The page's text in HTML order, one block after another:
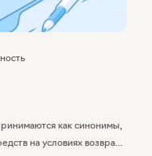
как синонимы,
на условиях возврата